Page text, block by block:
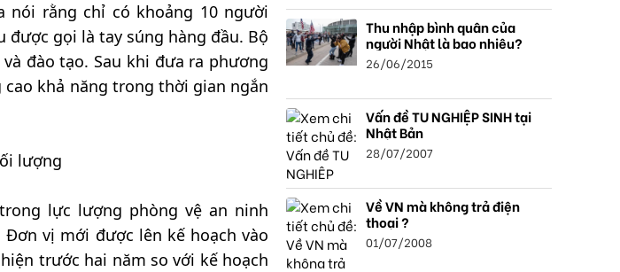
nói rằng chỉ có khoảng 10 người
gọi là tay súng hàng đầu. Bộ
đào tạo. Sau khi đưa ra phương
khả năng trong thời gian ngắn
lượng
lực lượng phòng vệ an ninh
vị mới được lên kế hoạch vào
trước hai năm so với kế hoạch
Thu nhập bình quân của
người Nhật là bao nhiêu?
26/06/2015
Vấn đề TU NGHIỆP SINH tại
Nhật Bản
28/07/2007
Về VN mà không trả điện
thoại ?
01/07/2008